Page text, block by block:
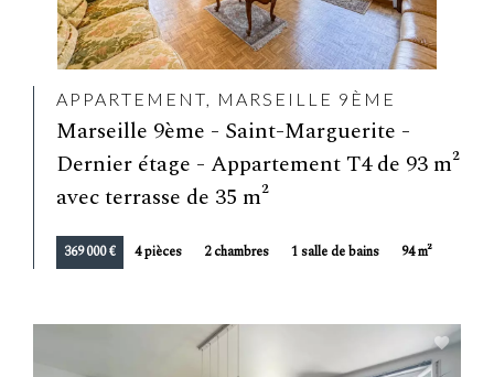
APPARTEMENT, MARSEILLE 9ÈME
Marseille 9ème - Saint-Marguerite -
Dernier étage - Appartement T4 de 93 m²
avec terrasse de 35 m²
369 000 € 4 pièces 2 chambres 1 salle de bains 94 m²